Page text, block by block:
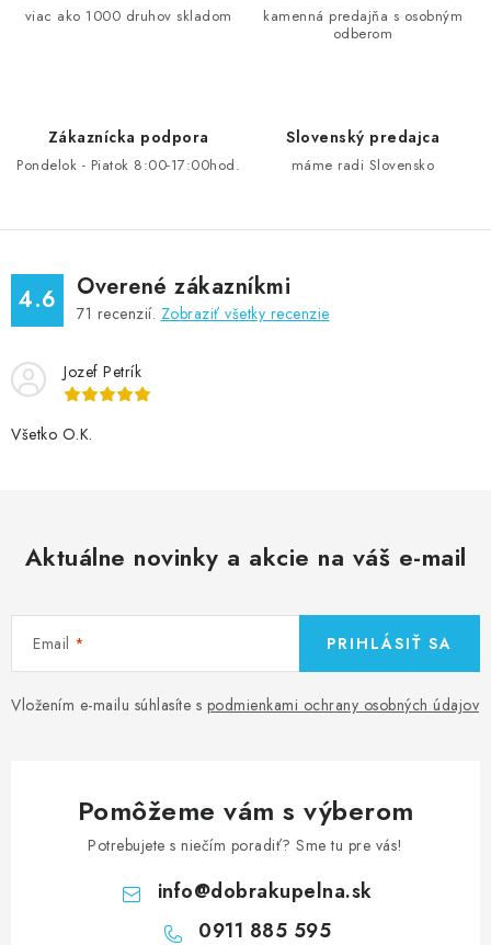
viac ako 1000 druhov skladom
kamenná predajňa s osobným
odberom
Zákaznícka podpora
Pondelok - Piatok 8:00-17:00hod.
Slovenský predajca
máme radi Slovensko
4.6 Overené zákazníkmi
71 recenzií. Zobraziť všetky recenzie
Jozef Petrík
Všetko O.K.
Aktuálne novinky a akcie na váš e-mail
Email
Vložením e-mailu súhlasíte s podmienkami ochrany osobných údajov
PRIHLÁSIŤ SA
Pomôžeme vám s výberom
Potrebujete s niečím poradiť? Sme tu pre vás!
info@dobrakupelna.sk
0911 885 595